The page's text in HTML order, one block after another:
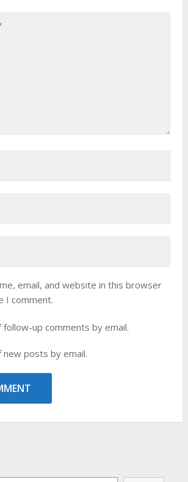
email, and website in this browser
I comment.
up comments by email.
posts by email.